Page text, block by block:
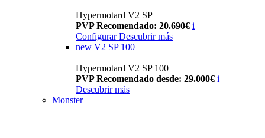
Hypermotard V2 SP
PVP Recomendado: 20.690€ i
Configurar Descubrir más
new V2 SP 100
Hypermotard V2 SP 100
PVP Recomendado desde: 29.000€ i
Descubrir más
Monster